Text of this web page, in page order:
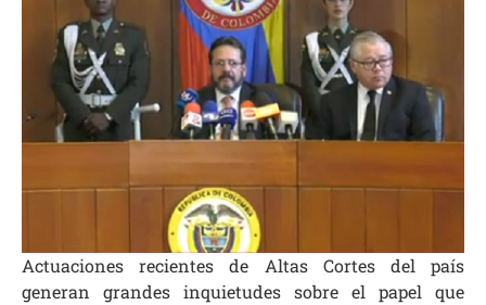
Actuaciones recientes de Altas Cortes del país
generan grandes inquietudes sobre el papel que